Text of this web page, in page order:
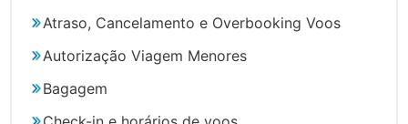
Atraso, Cancelamento e Overbooking Voos
Autorização Viagem Menores
Bagagem